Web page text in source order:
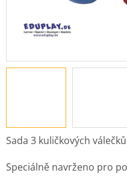
Sada 3 kuličkových
Speciálně navrženo pro